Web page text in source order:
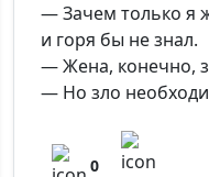
— Зачем только я
и горя бы не знал.
— Жена, конечно,
— Но зло
0